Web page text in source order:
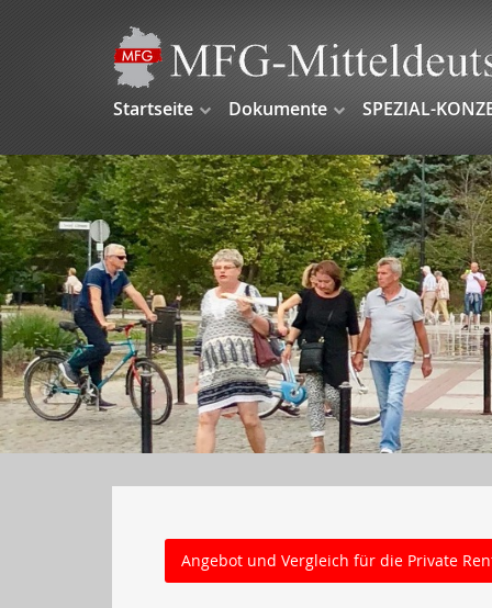
Startseite Dokumente SPEZIAL-
Angebot und Vergleich für die Private